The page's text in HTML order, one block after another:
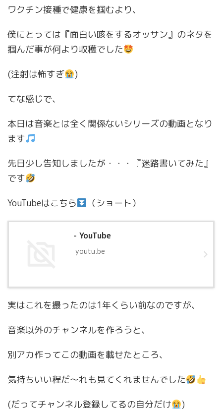
ワクチン接種で健康を掴むより、
僕にとっては『面白い咳をするオッサン』のネタを
掴んだ事が何より収穫でした
(注射は怖すぎ
)
てな感じで、
本日は音楽とは全く関係ないシリーズの動画となり
ます
先日少し告知しましたが・・・『迷路書いてみた』
です
YouTubeはこちら
（ショート）
- YouTube
youtu.be
実はこれを撮ったのは1年くらい前なのですが、
音楽以外のチャンネルを作ろうと、
別アカ作ってこの動画を載せたところ、
気持ちいい程だ〜れも見てくれませんでした
(だってチャンネル登録してるの自分だけ
)